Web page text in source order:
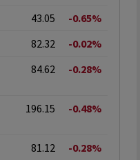
43.05
-0.65%
82.32
-0.02%
84.62 -0.28%
196.15 -0.48%
81.12
-0.28%